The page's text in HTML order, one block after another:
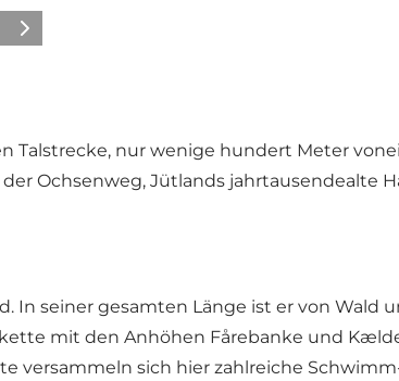
Weiter
Talstrecke, nur wenige hundert Meter
Ochsenweg, Jütlands jahrtausendealte
In seiner gesamten Länge ist er von Wald
mit den Anhöhen Fårebanke und
versammeln sich hier zahlreiche